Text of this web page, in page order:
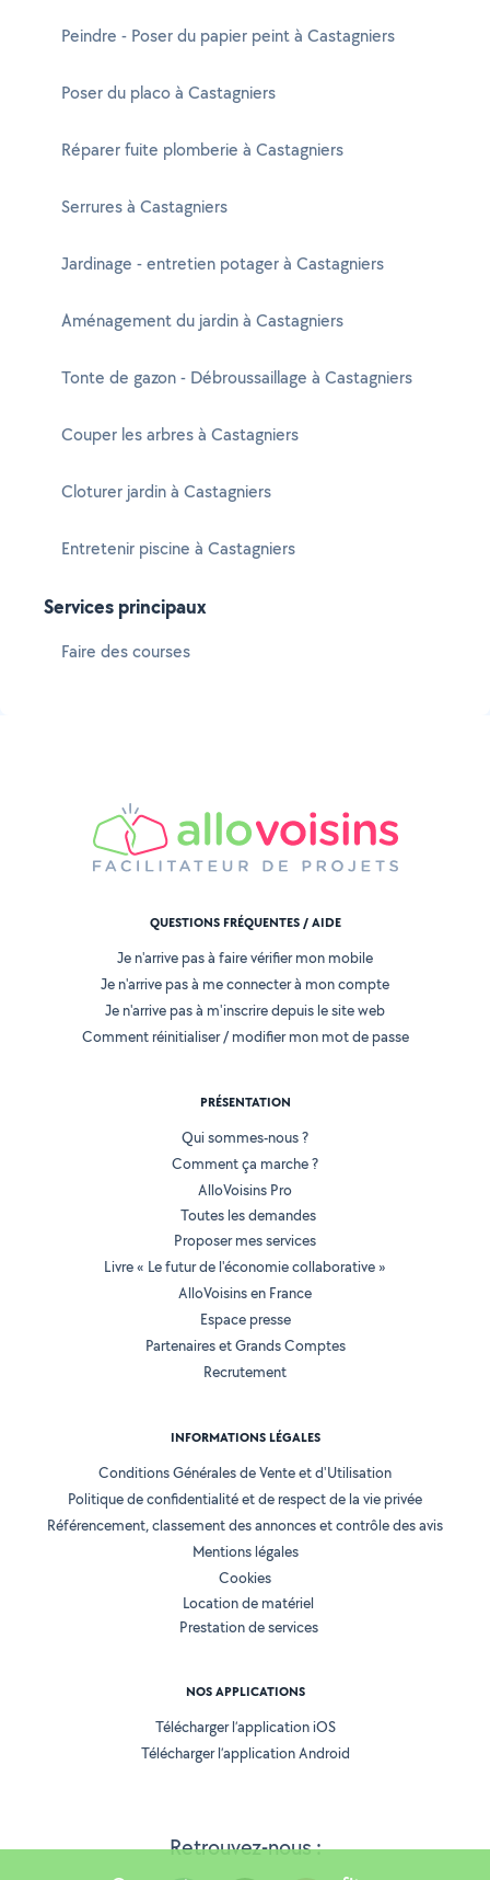
Peindre - Poser du papier peint à Castagniers
Poser du placo à Castagniers
Réparer fuite plomberie à Castagniers
Serrures à Castagniers
Jardinage - entretien potager à Castagniers
Aménagement du jardin à Castagniers
Tonte de gazon - Débroussaillage à Castagniers
Couper les arbres à Castagniers
Cloturer jardin à Castagniers
Entretenir piscine à Castagniers
Services principaux
Faire des courses
Retrouvez-nous :
QUESTIONS FRÉQUENTES / AIDE
Je n'arrive pas à faire vérifier mon mobile
Je n'arrive pas à me connecter à mon compte
Je n'arrive pas à m'inscrire depuis le site web
Comment réinitialiser / modifier mon mot de passe
PRÉSENTATION
Qui sommes-nous ?
Comment ça marche ?
AlloVoisins Pro
Toutes les demandes
Proposer mes services
Livre « Le futur de l'économie collaborative »
AlloVoisins en France
Espace presse
Partenaires et Grands Comptes
Recrutement
INFORMATIONS LÉGALES
Conditions Générales de Vente et d'Utilisation
Politique de confidentialité et de respect de la vie privée
Référencement, classement des annonces et contrôle des avis
Mentions légales
Cookies
Location de matériel
Prestation de services
NOS APPLICATIONS
Télécharger l’application iOS
Télécharger l’application Android